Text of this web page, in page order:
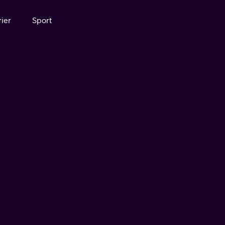
Sport